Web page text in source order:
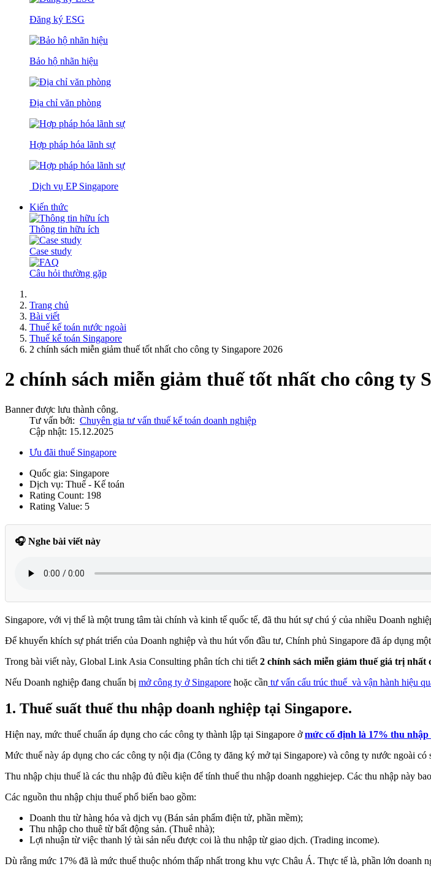
Đăng ký ESG
Bảo hộ nhãn hiệu
Địa chỉ văn phòng
Hợp pháp hóa lãnh sự
Dịch vụ EP Singapore
Kiến thức
Thông tin hữu ích
Case study
Câu hỏi thường gặp
Trang chủ
Bài viết
Thuế kế toán nước ngoài
Thuế kế toán Singapore
2 chính sách miễn giảm thuế tốt nhất cho công ty Singapore 2026
2 chính sách miễn giảm thuế tốt nhất cho công ty
Banner được lưu thành công.
Tư vấn bởi: Chuyên gia tư vấn thuế kế toán doanh nghiệp
Cập nhật: 15.12.2025
Ưu đãi thuế Singapore
Quốc gia: Singapore
Dịch vụ: Thuế - Kế toán
Rating Count: 198
Rating Value: 5
🎧 Nghe bài viết này
Singapore, với vị thế là một trung tâm tài chính và kinh tế quốc tế, đã thu hút sự chú ý của nhiều Doanh
Để khuyến khích sự phát triển của Doanh nghiệp và thu hút vốn đầu tư, Chính phủ Singapore đã áp dụng
Trong bài viết này, Global Link Asia Consulting phân tích chi tiết 2 chính sách miễn giảm thuế giá trị nhất
Nếu Doanh nghiệp đang chuẩn bị mở công ty ở Singapore hoặc cần tư vấn cấu trúc thuế và vận hành hiệu
1. Thuế suất thuế thu nhập doanh nghiệp tại Singapore.
Hiện nay, mức thuế chuẩn áp dụng cho các công ty thành lập tại Singapore ởmức cố định là 17% thu nhập
Mức thuế này áp dụng cho các công ty nội địa (Công ty đăng ký mở tại Singapore) và công ty nước ngoài
Thu nhập chịu thuế là các thu nhập đủ điều kiện để tính thuế thu nhập doanh ngghiejep. Các thu nhập này
Các nguồn thu nhập chịu thuế phổ biến bao gồm:
Doanh thu từ hàng hóa và dịch vụ (Bán sản phẩm điện tử, phần mềm);
Thu nhập cho thuê từ bất động sản. (Thuê nhà);
Lợi nhuận từ việc thanh lý tài sản nếu được coi là thu nhập từ giao dịch. (Trading income).
Dù rằng mức 17% đã là mức thuế thuộc nhóm thấp nhất trong khu vực Châu Á. Thực tế là, phần lớn doanh